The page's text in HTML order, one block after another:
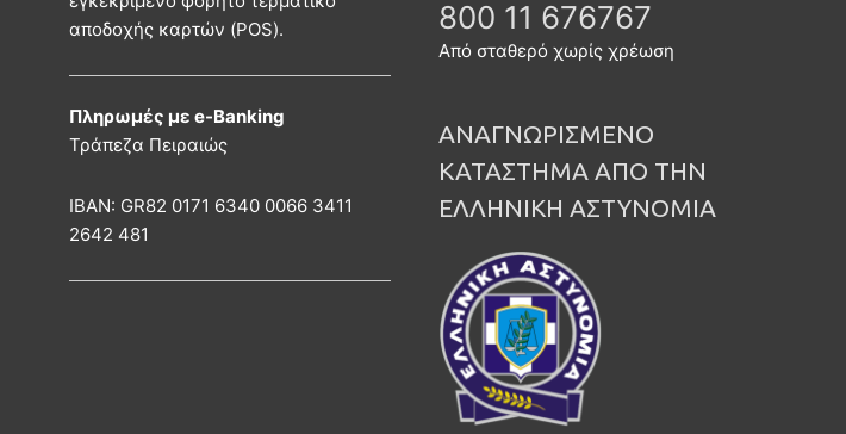
αποδοχής καρτών (POS).
Πληρωμές με e-Banking
Τράπεζα Πειραιώς
ΙΒΑΝ: GR82 0171 6340 0066 3411
2642 481
800 11 676767
Από σταθερό χωρίς χρέωση
ΑΝΑΓΝΩΡΙΣΜΕΝΟ
ΚΑΤΑΣΤΗΜΑ ΑΠΟ ΤΗΝ
ΕΛΛΗΝΙΚΗ ΑΣΤΥΝΟΜΙΑ